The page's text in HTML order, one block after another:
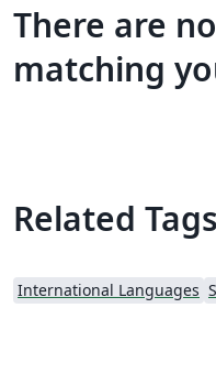
There are
matching
Related Tags
International Languages